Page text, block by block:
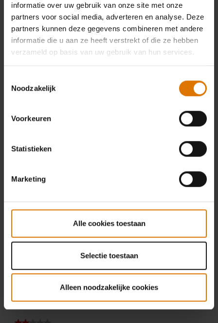
informatie over uw gebruik van onze site met onze
partners voor social media, adverteren en analyse. Deze
partners kunnen deze gegevens combineren met andere
informatie die u aan ze heeft verstrekt of die ze hebben
verzameld op basis van uw gebruik van hun services.
Noodzakelijk
Voorkeuren
Statistieken
Marketing
Alle cookies toestaan
Selectie toestaan
Alleen noodzakelijke cookies